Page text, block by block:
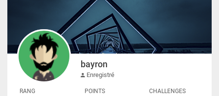
bayron
Enregistré
RANG POINTS CHALLENGES